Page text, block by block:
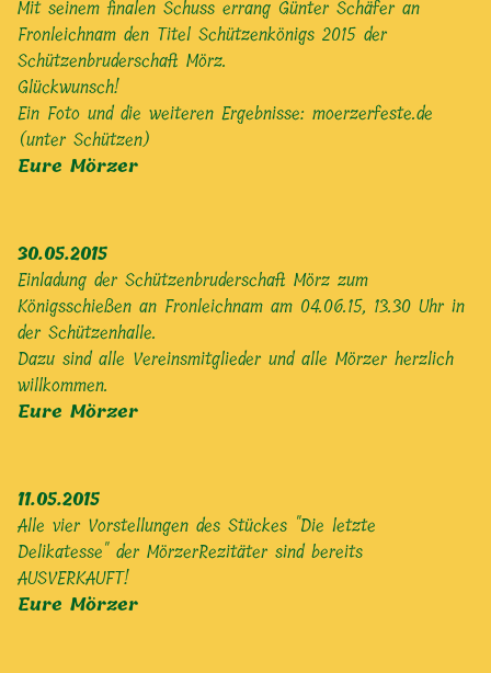
Mit seinem finalen Schuss errang Günter Schäfer an
Fronleichnam den Titel Schützenkönigs 2015 der
Schützenbruderschaft Mörz.
Glückwunsch!
Ein Foto und die weiteren Ergebnisse: moerzerfeste.de
(unter Schützen)
Eure Mörzer
30.05.2015
Einladung der Schützenbruderschaft Mörz zum
Königsschießen an Fronleichnam am 04.06.15, 13.30 Uhr in
der Schützenhalle.
Dazu sind alle Vereinsmitglieder und alle Mörzer herzlich
willkommen.
Eure Mörzer
11.05.2015
Alle vier Vorstellungen des Stückes "Die letzte
Delikatesse" der MörzerRezitäter sind bereits
AUSVERKAUFT!
Eure Mörzer